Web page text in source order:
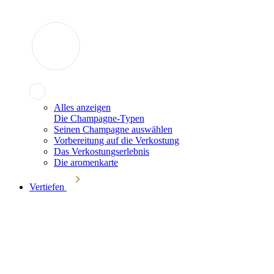
Alles anzeigen
Die Champagne-Typen
Seinen Champagne auswählen
Vorbereitung auf die Verkostung
Das Verkostungserlebnis
Die aromenkarte
Vertiefen